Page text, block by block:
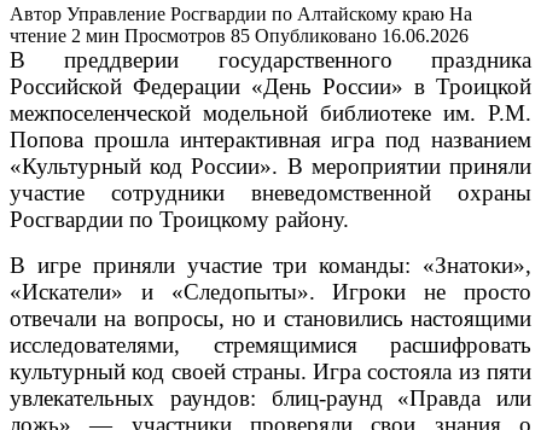
Автор Управление Росгвардии по Алтайскому краю На
чтение 2 мин Просмотров 85 Опубликовано 16.06.2026
В преддверии государственного праздника
Российской Федерации «День России» в Троицкой
межпоселенческой модельной библиотеке им. Р.М.
Попова прошла интерактивная игра под названием
«Культурный код России». В мероприятии приняли
участие сотрудники вневедомственной охраны
Росгвардии по Троицкому району.
В игре приняли участие три команды: «Знатоки»,
«Искатели» и «Следопыты». Игроки не просто
отвечали на вопросы, но и становились настоящими
исследователями, стремящимися расшифровать
культурный код своей страны. Игра состояла из пяти
увлекательных раундов: блиц-раунд «Правда или